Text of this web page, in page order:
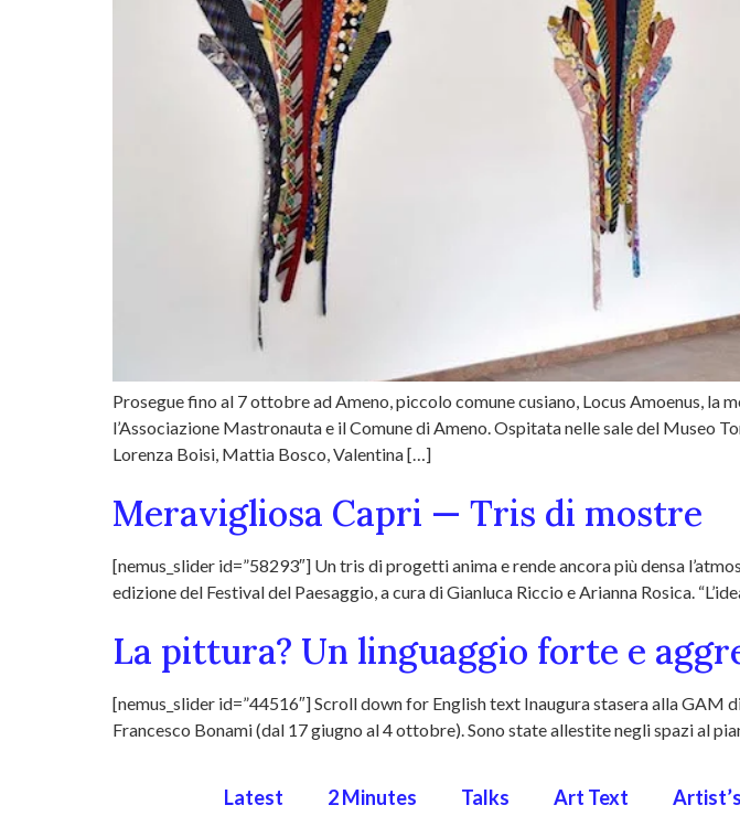
Prosegue fino al 7 ottobre ad Ameno, piccolo comune cusiano, Locus Amoenus,
l’Associazione Mastronauta e il Comune di Ameno. Ospitata nelle sale del Museo
Lorenza Boisi, Mattia Bosco, Valentina […]
Meravigliosa Capri — Tris di mostre
[nemus_slider id=”58293″] Un tris di progetti anima e rende ancora più densa
edizione del Festival del Paesaggio, a cura di Gianluca Riccio e Arianna Rosica.
La pittura? Un linguaggio forte e
[nemus_slider id=”44516″] Scroll down for English text Inaugura stasera alla
Francesco Bonami (dal 17 giugno al 4 ottobre). Sono state allestite negli spazi al
Latest 2 Minutes Talks Art Text